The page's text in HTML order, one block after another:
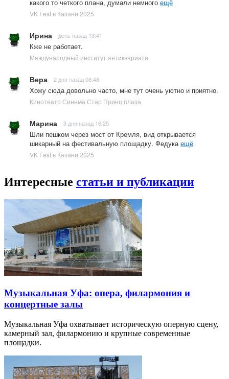
какого то четкого плана, думали немного ещё
VK Fest в Казани 2025
Ирина день назад 13:41
Кже не работает.
Международный институт антиквариата
Вера 2 дня назад 08:48
Хожу сюда довольно часто, мне тут очень уютно и приятно.
Кинотеатр Синема Стар Принц плаза
Марина 3 дня назад 16:25
Шли пешком через мост от Кремля, вид открывается
шикарный на фестивальную площадку. Федука ещё
VK Fest в Казани 2025
Интересные статьи и публикации
Музыкальная Уфа: опера, филармония и
концертные залы
Музыкальная Уфа охватывает историческую оперную сцену,
камерный зал, филармонию и крупные современные
площадки.